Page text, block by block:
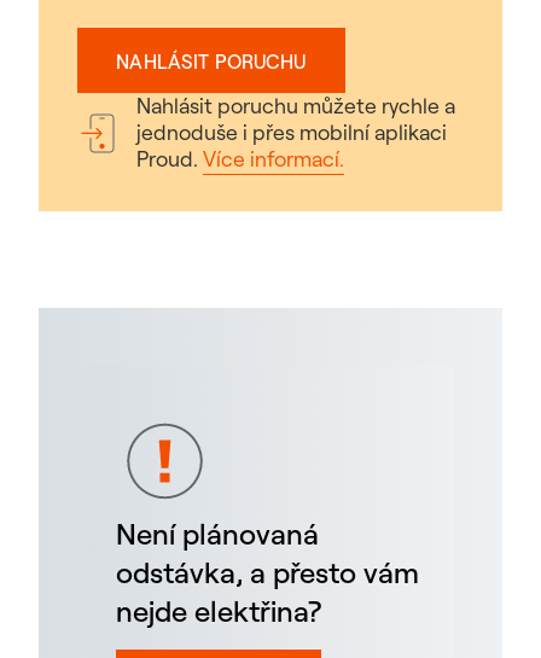
NAHLÁSIT PORUCHU
Nahlásit poruchu můžete rychle a
jednoduše i přes mobilní aplikaci
Proud. Více informací.
Není plánovaná
odstávka, a přesto vám
nejde elektřina?